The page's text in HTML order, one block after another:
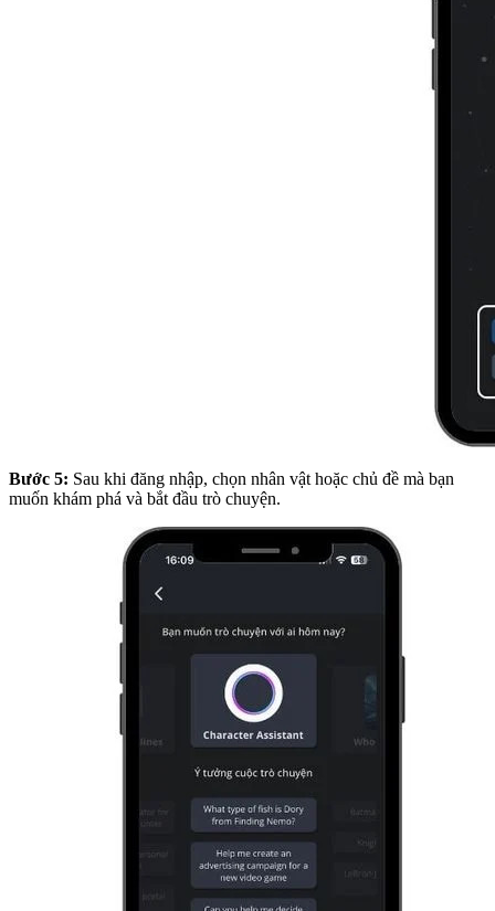
Bước 5: Sau khi đăng nhập, chọn nhân vật hoặc chủ đề mà bạn
muốn khám phá và bắt đầu trò chuyện.